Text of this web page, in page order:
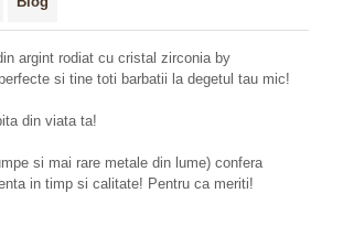
argint rodiat cu cristal zirconia by
si tine toti barbatii la degetul tau mic!
din viata ta!
si mai rare metale din lume) confera
in timp si calitate! Pentru ca meriti!